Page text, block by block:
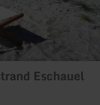
Eschauel